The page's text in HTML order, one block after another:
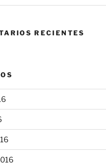
RECIENTES